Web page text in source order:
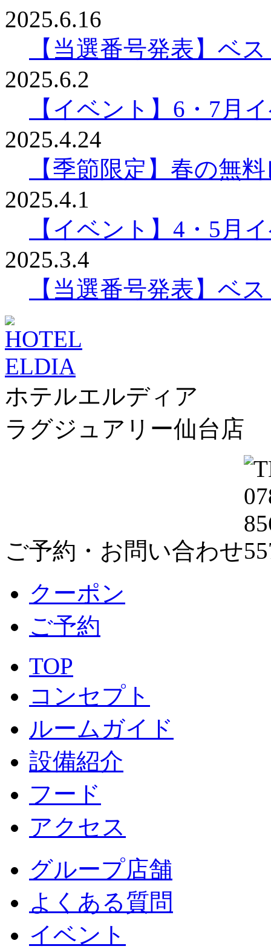
2025.6.16
【当選番号発表】ベ
2025.6.2
【イベント】6・7月
2025.4.24
【季節限定】春の無
2025.4.1
【イベント】4・5月
2025.3.4
【当選番号発表】ベ
ホテルエルディア
ラグジュアリー仙台店
ご予約・お問い合わせ
クーポン
ご予約
TOP
コンセプト
ルームガイド
設備紹介
フード
アクセス
グループ店舗
よくある質問
イベント